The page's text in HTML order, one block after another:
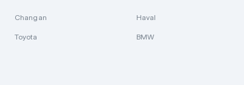
Changan Haval
Toyota BMW